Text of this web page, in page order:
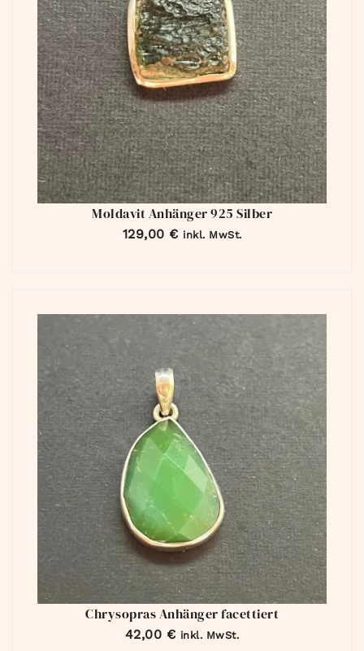
Moldavit Anhänger 925 Silber
129,00 € inkl. MwSt.
Chrysopras Anhänger facettiert
42,00 € inkl. MwSt.